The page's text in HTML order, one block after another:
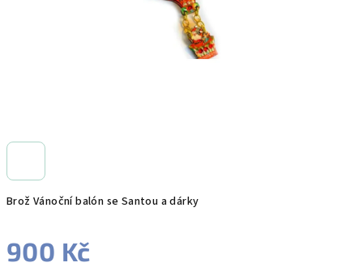
Brož Vánoční balón se Santou a dárky
900 Kč